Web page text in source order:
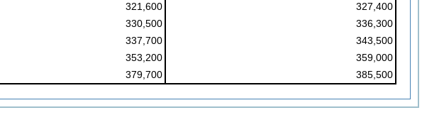
321,600
327,400
330,500
336,300
337,700
343,500
353,200
359,000
379,700
385,500